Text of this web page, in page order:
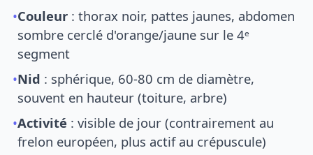
•Couleur : thorax noir, pattes jaunes, abdomen
sombre cerclé d'orange/jaune sur le 4ᵉ
segment
•Nid : sphérique, 60-80 cm de diamètre,
souvent en hauteur (toiture, arbre)
•Activité : visible de jour (contrairement au
frelon européen, plus actif au crépuscule)